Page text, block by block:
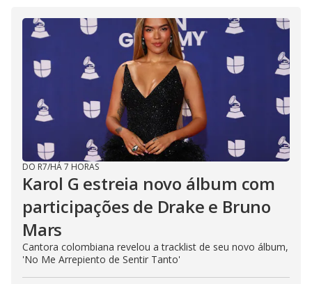
DO R7/HÁ 7 HORAS
Karol G estreia novo álbum com
participações de Drake e Bruno
Mars
Cantora colombiana revelou a ​tracklist de seu novo álbum,
'No Me Arrepiento de Sentir Tanto'